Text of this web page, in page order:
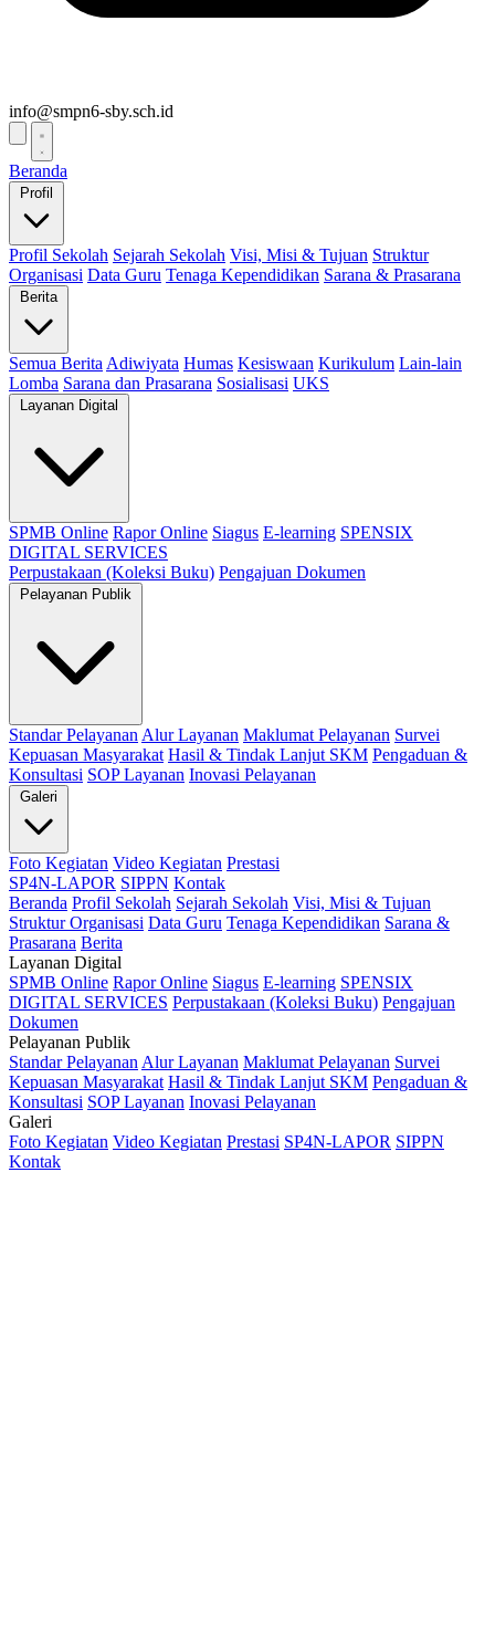
info@smpn6-sby.sch.id
Beranda
Profil
Profil Sekolah Sejarah Sekolah Visi, Misi & Tujuan Struktur
Organisasi Data Guru Tenaga Kependidikan Sarana & Prasarana
Berita
Semua Berita Adiwiyata Humas Kesiswaan Kurikulum Lain-lain
Lomba Sarana dan Prasarana Sosialisasi UKS
Layanan Digital
SPMB Online Rapor Online Siagus E-learning SPENSIX
DIGITAL SERVICES
Perpustakaan (Koleksi Buku) Pengajuan Dokumen
Pelayanan Publik
Standar Pelayanan Alur Layanan Maklumat Pelayanan Survei
Kepuasan Masyarakat Hasil & Tindak Lanjut SKM Pengaduan &
Konsultasi SOP Layanan Inovasi Pelayanan
Galeri
Foto Kegiatan Video Kegiatan Prestasi
SP4N-LAPOR SIPPN Kontak
Beranda Profil Sekolah Sejarah Sekolah Visi, Misi & Tujuan
Struktur Organisasi Data Guru Tenaga Kependidikan Sarana &
Prasarana Berita
Layanan Digital
SPMB Online Rapor Online Siagus E-learning SPENSIX
DIGITAL SERVICES Perpustakaan (Koleksi Buku) Pengajuan
Dokumen
Pelayanan Publik
Standar Pelayanan Alur Layanan Maklumat Pelayanan Survei
Kepuasan Masyarakat Hasil & Tindak Lanjut SKM Pengaduan &
Konsultasi SOP Layanan Inovasi Pelayanan
Galeri
Foto Kegiatan Video Kegiatan Prestasi SP4N-LAPOR SIPPN
Kontak